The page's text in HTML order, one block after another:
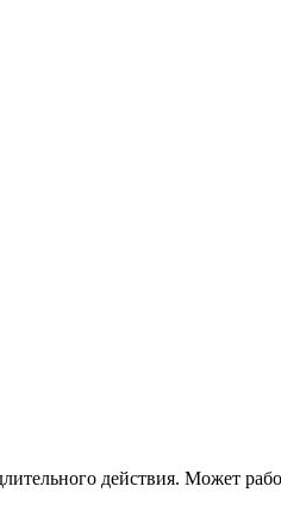
действия. Может